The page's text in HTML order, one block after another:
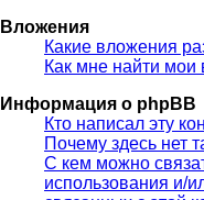
Вложения
Какие вложения
Как мне найти мои
Информация о phpBB
Кто написал эту
Почему здесь нет
С кем можно
использования и/